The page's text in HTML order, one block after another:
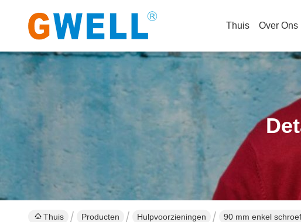
Thuis Over Ons
Thuis Producten Hulpvoorzieningen 90 mm enkel